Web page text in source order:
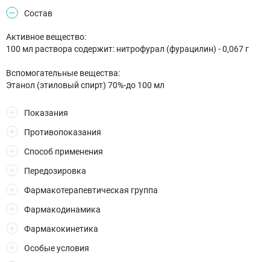
Состав
Активное вещество:
100 мл раствора содержит: нитрофурал (фурацилин) - 0,067 г
Вспомогательные вещества:
Этанол (этиловый спирт) 70%-до 100 мл
Показания
Противопоказания
Способ применения
Передозировка
Фармакотерапевтическая группа
Фармакодинамика
Фармакокинетика
Особые условия